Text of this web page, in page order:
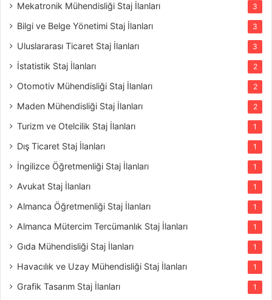
Mekatronik Mühendisliği Staj İlanları 3
Bilgi ve Belge Yönetimi Staj İlanları 3
Uluslararası Ticaret Staj İlanları 3
İstatistik Staj İlanları 2
Otomotiv Mühendisliği Staj İlanları 2
Maden Mühendisliği Staj İlanları 2
Turizm ve Otelcilik Staj İlanları 1
Dış Ticaret Staj İlanları 1
İngilizce Öğretmenliği Staj İlanları 1
Avukat Staj İlanları 1
Almanca Öğretmenliği Staj İlanları 1
Almanca Mütercim Tercümanlık Staj İlanları 1
Gıda Mühendisliği Staj İlanları 1
Havacılık ve Uzay Mühendisliği Staj İlanları 1
Grafik Tasarım Staj İlanları 1